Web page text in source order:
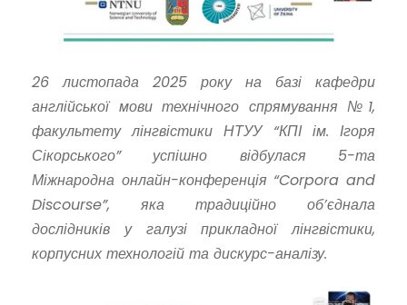
26 листопада 2025 року на базі кафедри
англійської мови технічного спрямування №1,
факультету лінгвістики НТУУ “КПІ ім. Ігоря
Сікорського” успішно відбулася 5-та
Міжнародна онлайн-конференція “Corpora and
Discourse”, яка традиційно об’єднала
дослідників у галузі прикладної лінгвістики,
корпусних технологій та дискурс-аналізу.